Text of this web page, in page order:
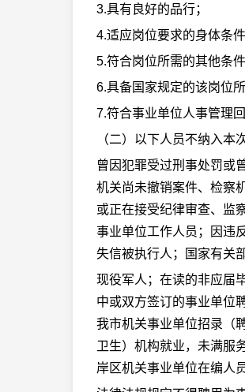
3.具有良好的品行；
4.适应岗位要求的身体条件
5.符合岗位所需的其他条件
6.具备国家规定的该岗位
7.符合事业单位人事管理回
（二）以下人员不纳入本
曾因犯罪受过刑事处罚或
机关尚未撤销案件、检察
或正在接受纪律审查、监
事业单位工作人员；因违
失信被执行人；国家有关
现役军人；在读的非应届
中或双方签订的事业单位
我市机关事业单位招录（
卫生）机构就业，未满服
岸区机关事业单位在编人员